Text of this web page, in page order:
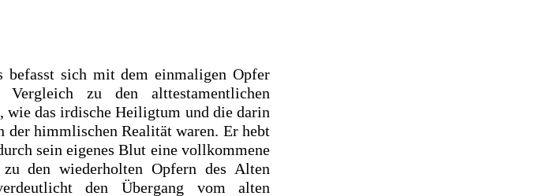
befasst sich mit dem einmaligen Opfer
zu den alttestamentlichen
wie das irdische Heiligtum und die darin
der himmlischen Realität waren. Er hebt
sein eigenes Blut eine vollkommene
den wiederholten Opfern des Alten
den Übergang vom alten